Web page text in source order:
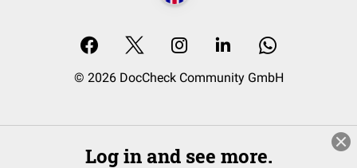
© 2026 DocCheck Community GmbH
Log in and see more.